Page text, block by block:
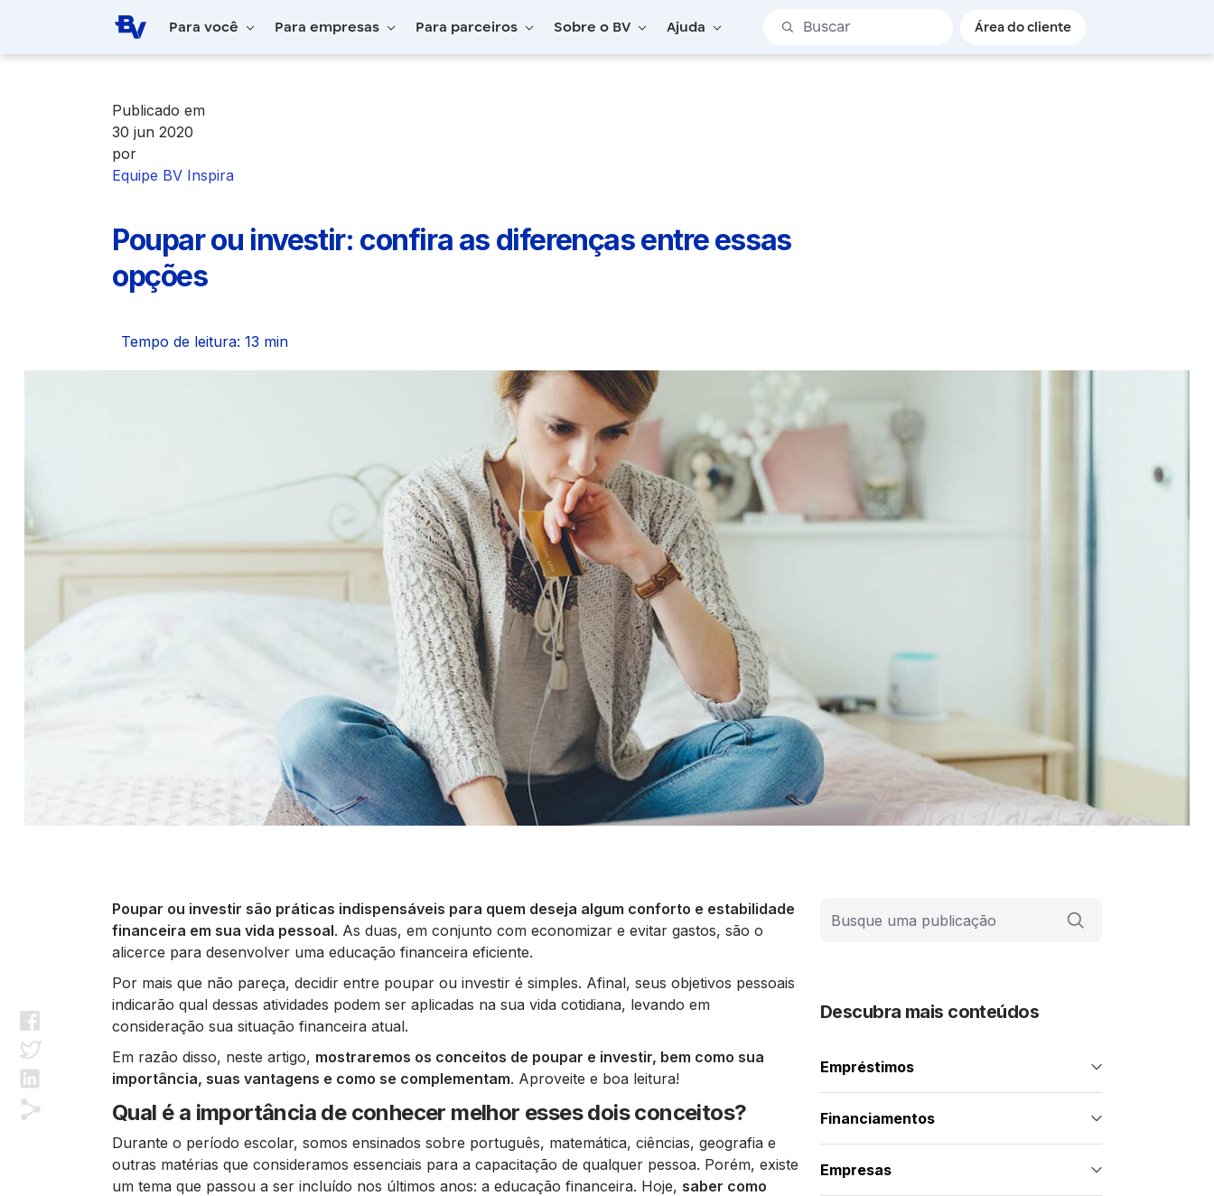
Pular para o Conteúdo principal
Para você Para empresas Para parceiros Sobre o BV Ajuda
Barra de busca
Área do cliente
Publicado em
30 jun 2020
por
Equipe BV Inspira
Poupar ou investir: confira as diferenças entre essas
opções
Tempo de leitura: 13 min
Poupar ou investir são práticas indispensáveis para quem deseja algum conforto e estabilidade
financeira em sua vida pessoal. As duas, em conjunto com economizar e evitar gastos, são o
alicerce para desenvolver uma educação financeira eficiente.
Por mais que não pareça, decidir entre poupar ou investir é simples. Afinal, seus objetivos pessoais
indicarão qual dessas atividades podem ser aplicadas na sua vida cotidiana, levando em
consideração sua situação financeira atual.
Em razão disso, neste artigo, mostraremos os conceitos de poupar e investir, bem como sua
importância, suas vantagens e como se complementam. Aproveite e boa leitura!
Qual é a importância de conhecer melhor esses dois conceitos?
Durante o período escolar, somos ensinados sobre português, matemática, ciências, geografia e
outras matérias que consideramos essenciais para a capacitação de qualquer pessoa. Porém, existe
um tema que passou a ser incluído nos últimos anos: a educação financeira. Hoje, saber como
Descubra mais conteúdos
Empréstimos
Financiamentos
Empresas